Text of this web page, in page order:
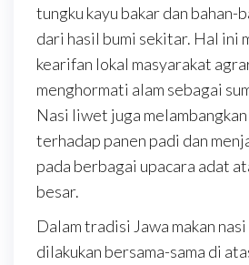
tungku kayu bakar dan bahan-
dari hasil bumi sekitar. Hal ini
kearifan lokal masyarakat
menghormati alam sebagai
Nasi liwet juga
terhadap panen padi dan
pada berbagai upacara adat
besar.
Dalam tradisi Jawa makan
dilakukan bersama-sama di